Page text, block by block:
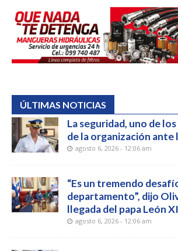
ÚLTIMAS NOTICIAS
La seguridad, uno de
de la organización ante
agosto 6, 2026 - 12:06 am
“Es un tremendo
departamento”, dijo
llegada del papa León
agosto 6, 2026 - 12:06 am